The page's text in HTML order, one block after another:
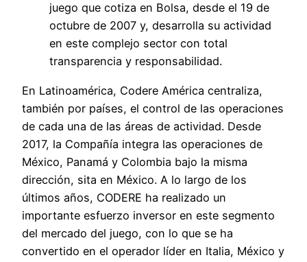
juego que cotiza en Bolsa, desde el 19 de
octubre de 2007 y, desarrolla su actividad
en este complejo sector con total
transparencia y responsabilidad.
En Latinoamérica, Codere América centraliza,
también por países, el control de las operaciones
de cada una de las áreas de actividad. Desde
2017, la Compañía integra las operaciones de
México, Panamá y Colombia bajo la misma
dirección, sita en México. A lo largo de los
últimos años, CODERE ha realizado un
importante esfuerzo inversor en este segmento
del mercado del juego, con lo que se ha
convertido en el operador líder en Italia, México y